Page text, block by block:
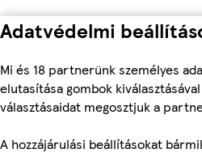
Adatvédelmi
Mi és 18 partnerünk személyes
elutasítása gombok
választásaidat megosztjuk a
A hozzájárulási beállításokat